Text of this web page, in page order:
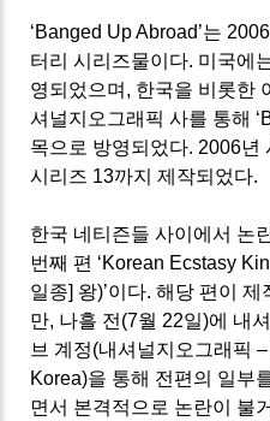
‘Banged Up Abroad’는 2006
터리 시리즈물이다. 미국에
영되었으며 , 한국을 비롯한
셔널지오그래픽 사를 통해
목으로 방영되었다. 2006년
시리즈 13까지 제작되었다.
한국 네티즌들 사이에서 논
번째 편 ‘Korean Ecstasy
일종] 왕)’이다.해당 편이 제
만, 나흘 전 (7월 22일)에 내
브 계정(내셔널지오그래픽–
Korea)을 통해 전편의 일부
면서 본격적으로 논란이 불